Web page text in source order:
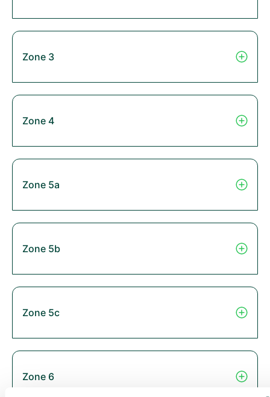
Zone 3
Zone 4
Zone 5a
Zone 5b
Zone 5c
Zone 6